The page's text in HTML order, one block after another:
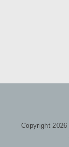
Copyright 2026